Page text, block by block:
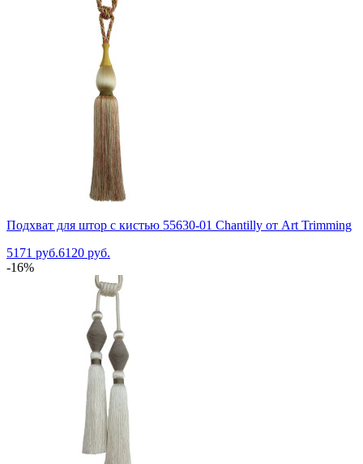
Подхват для штор с кистью 55630-01 Chantilly от Art Trimming
5171 руб.6120 руб.
-16%